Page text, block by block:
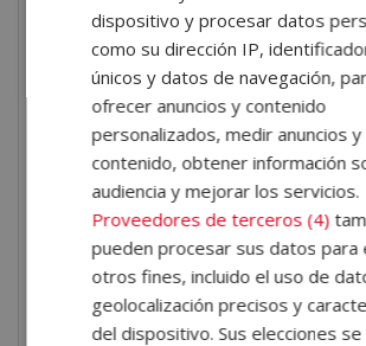
Garantizar la calidad, seguridad y
información.
Aplicar técnicas de análisis y
toma de decisiones empresariales.
Comprender los principios del Big
avanzada y la gobernanza de datos.
Liderar proyectos de transformación
en el uso inteligente de la información.
Te convertirás en un profesional
de los datos: analítico, estratégico y
dispositivo y procesar datos
como su dirección IP,
únicos y datos de navegación,
ofrecer anuncios y contenido
personalizados, medir anuncios y
contenido, obtener información
audiencia y mejorar los servicios.
Proveedores de terceros (4)
pueden procesar sus datos para
otros fines, incluido el uso de
geolocalización precisos y
del dispositivo. Sus elecciones se